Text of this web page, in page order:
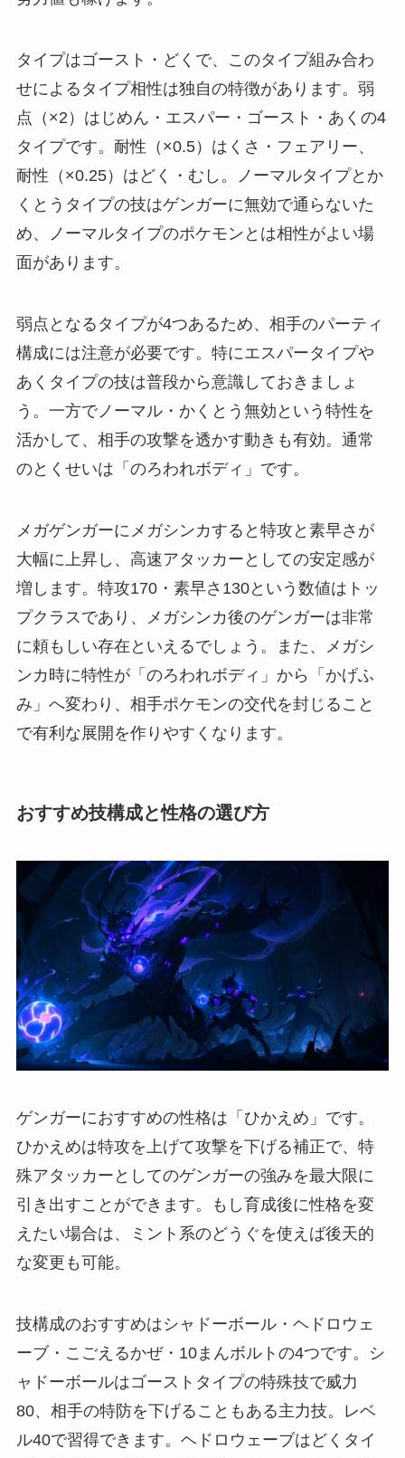
タイプはゴースト・どくで、このタイプ組み合わ
せによるタイプ相性は独自の特徴があります。弱
点（×2）はじめん・エスパー・ゴースト・あくの4
タイプです。耐性（×0.5）はくさ・フェアリー、
耐性（×0.25）はどく・むし。ノーマルタイプとか
くとうタイプの技はゲンガーに無効で通らないた
め、ノーマルタイプのポケモンとは相性がよい場
面があります。
弱点となるタイプが4つあるため、相手のパーティ
構成には注意が必要です。特にエスパータイプや
あくタイプの技は普段から意識しておきましょ
う。一方でノーマル・かくとう無効という特性を
活かして、相手の攻撃を透かす動きも有効。通常
のとくせいは「のろわれボディ」です。
メガゲンガーにメガシンカすると特攻と素早さが
大幅に上昇し、高速アタッカーとしての安定感が
増します。特攻170・素早さ130という数値はトッ
プクラスであり、メガシンカ後のゲンガーは非常
に頼もしい存在といえるでしょう。また、メガシ
ンカ時に特性が「のろわれボディ」から「かげふ
み」へ変わり、相手ポケモンの交代を封じること
で有利な展開を作りやすくなります。
おすすめ技構成と性格の選び方
ゲンガーにおすすめの性格は「ひかえめ」です。
ひかえめは特攻を上げて攻撃を下げる補正で、特
殊アタッカーとしてのゲンガーの強みを最大限に
引き出すことができます。もし育成後に性格を変
えたい場合は、ミント系のどうぐを使えば後天的
な変更も可能。
技構成のおすすめはシャドーボール・ヘドロウェ
ーブ・こごえるかぜ・10まんボルトの4つです。シ
ャドーボールはゴーストタイプの特殊技で威力
80、相手の特防を下げることもある主力技。レベ
ル40で習得できます。ヘドロウェーブはどくタイ